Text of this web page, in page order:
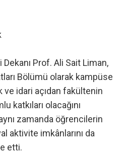
Prof. Ali Sait Liman,
Bölümü olarak kampüse
ve idari açıdan fakültenin
katkıları olacağını
zamanda öğrencilerin
aktivite imkânlarını da
etti.